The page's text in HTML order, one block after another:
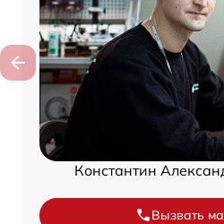
Константин
Вызвать